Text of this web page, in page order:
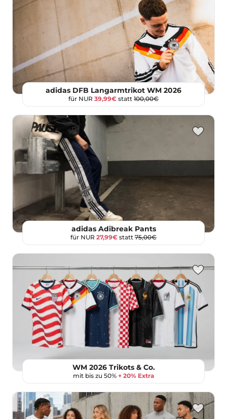
adidas DFB Langarmtrikot WM 2026
für NUR 39,99€ statt 100,00€
adidas Adibreak Pants
für NUR 27,99€ statt 75,00€
WM 2026 Trikots & Co.
mit bis zu 50% + 20% Extra